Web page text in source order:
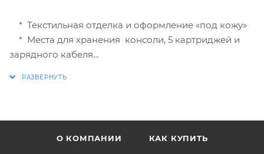
* Текстильная отделка и оформление «под кожy»
* Места для хранения консоли, 5 картриджей и
зарядного кабеля
О КОМПАНИИ КАК КУПИТЬ